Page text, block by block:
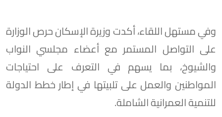
وفي مستهل اللقاء، أكدت وزيرة الإسكان حرص الوزارة
على التواصل المستمر مع أعضاء مجلسي النواب
والشيوخ، بما يسهم في التعرف على احتياجات
المواطنين والعمل على تلبيتها في إطار خطط الدولة
للتنمية العمرانية الشاملة.